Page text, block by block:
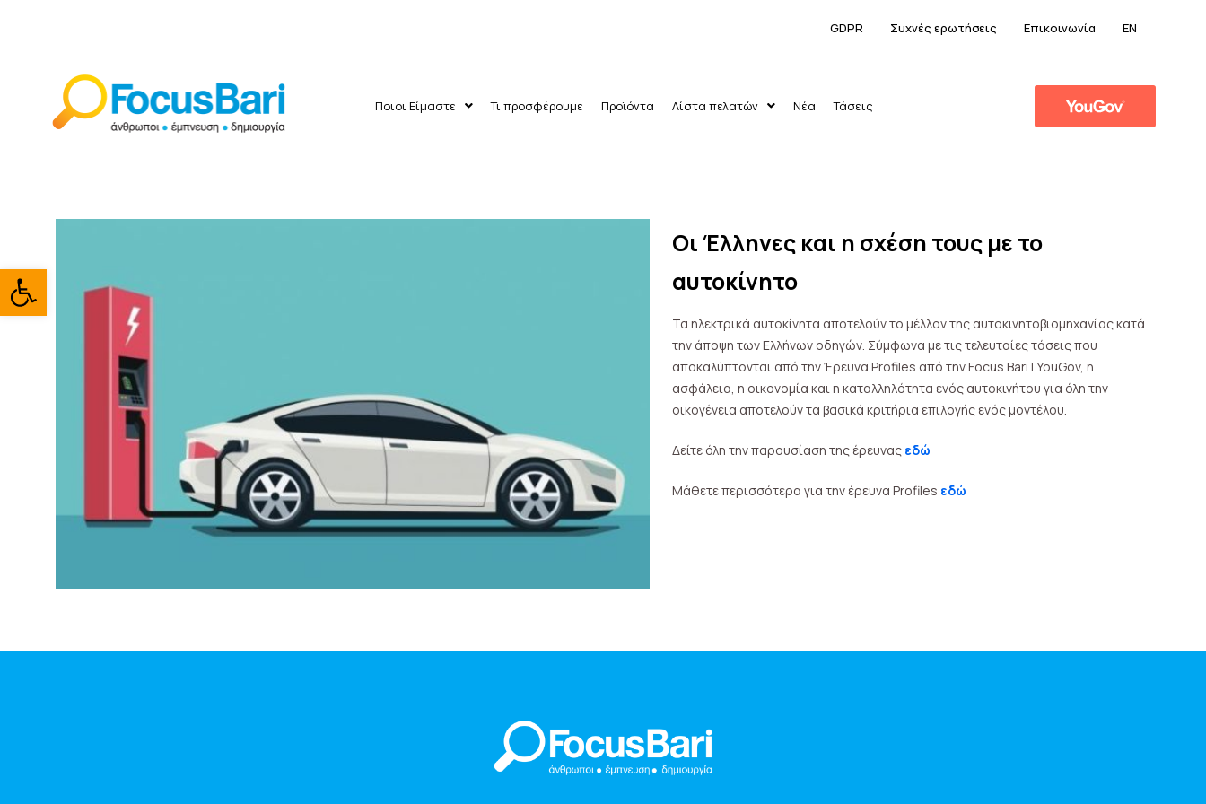
Ανοίξτε τη γραμμή εργαλείων
GDPR Συχνές ερωτήσεις Επικοινωνία EN
Ποιοι Είμαστε Τι προσφέρουμε Προϊόντα Λίστα πελατών Νέα Τάσεις
Οι Έλληνες και η σχέση τους με το
αυτοκίνητο
Τα ηλεκτρικά αυτοκίνητα αποτελούν το μέλλον της αυτοκινητοβιομηχανίας κατά
την άποψη των Ελλήνων οδηγών. Σύμφωνα με τις τελευταίες τάσεις που
αποκαλύπτονται από την Έρευνα Profiles από την Focus Bari | YouGov, η
ασφάλεια, η οικονομία και η καταλληλότητα ενός αυτοκινήτου για όλη την
οικογένεια αποτελούν τα βασικά κριτήρια επιλογής ενός μοντέλου.
Δείτε όλη την παρουσίαση της έρευνας εδώ
Μάθετε περισσότερα για την έρευνα Profiles εδώ